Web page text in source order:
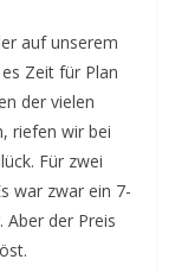
auf unserem
Zeit für Plan
der vielen
riefen wir bei
Für zwei
war zwar ein 7-
Aber der Preis